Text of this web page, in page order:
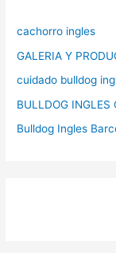
cachorro ingles
GALERIA Y
cuidado bulldog
BULLDOG INGLES
Bulldog Ingles